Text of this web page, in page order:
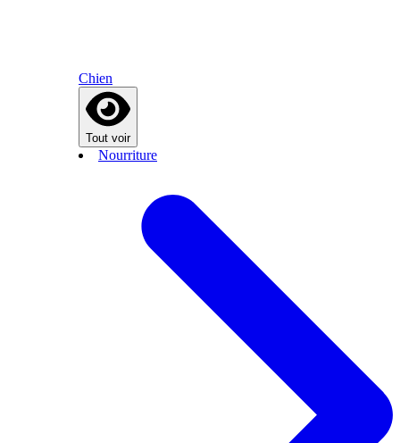
Chien
Tout voir
Nourriture